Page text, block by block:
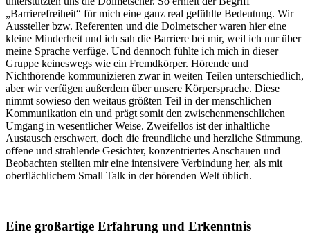
„Barrierefreiheit“ für mich eine ganz real gefühlte Bedeutung. Wir
Aussteller bzw. Referenten und die Dolmetscher waren hier eine
kleine Minderheit und ich sah die Barriere bei mir, weil ich nur über
meine Sprache verfüge. Und dennoch fühlte ich mich in dieser
Gruppe keineswegs wie ein Fremdkörper. Hörende und
Nichthörende kommunizieren zwar in weiten Teilen unterschiedlich,
aber wir verfügen außerdem über unsere Körpersprache. Diese
nimmt sowieso den weitaus größten Teil in der menschlichen
Kommunikation ein und prägt somit den zwischenmenschlichen
Umgang in wesentlicher Weise. Zweifellos ist der inhaltliche
Austausch erschwert, doch die freundliche und herzliche Stimmung,
offene und strahlende Gesichter, konzentriertes Anschauen und
Beobachten stellten mir eine intensivere Verbindung her, als mit
oberflächlichem Small Talk in der hörenden Welt üblich.
Eine großartige Erfahrung und Erkenntnis